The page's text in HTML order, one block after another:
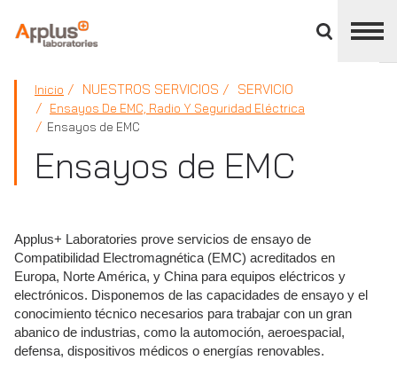
panel
APPLUS+
Inicio NUESTROS SERVICIOS SERVICIO
Ensayos De EMC, Radio Y Seguridad Eléctrica
Ensayos de EMC
Ensayos de EMC
Applus+ Laboratories prove servicios de ensayo de
Compatibilidad Electromagnética (EMC) acreditados en
Europa, Norte América, y China para equipos eléctricos y
electrónicos. Disponemos de las capacidades de ensayo y el
conocimiento técnico necesarios para trabajar con un gran
abanico de industrias, como la automoción, aeroespacial,
defensa, dispositivos médicos o energías renovables.